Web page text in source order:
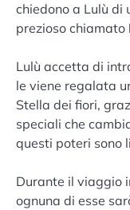
chiedono a Lulù di
prezioso chiamato
Lulù accetta di
le viene regalata
Stella dei fiori,
speciali che
questi poteri sono
Durante il viaggio
ognuna di esse